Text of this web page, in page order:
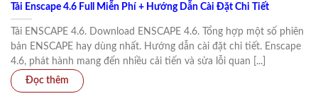
Tải Enscape 4.6 Full Miễn Phí + Hướng Dẫn Cài Đặt Chi Tiết
Tải ENSCAPE 4.6. Download ENSCAPE 4.6. Tổng hợp một số phiên
bản ENSCAPE hay dùng nhất. Hướng dẫn cài đặt chi tiết. Enscape
4.6, phát hành mang đến nhiều cải tiến và sửa lỗi quan [...]